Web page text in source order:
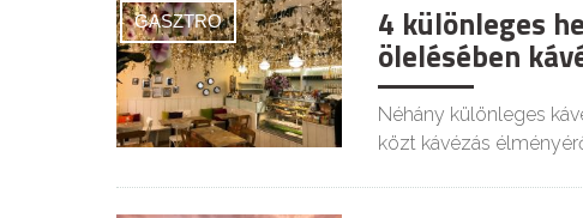
GASZTRO 4 különleges
ölelésében
Néhány különleges
közt kávézás